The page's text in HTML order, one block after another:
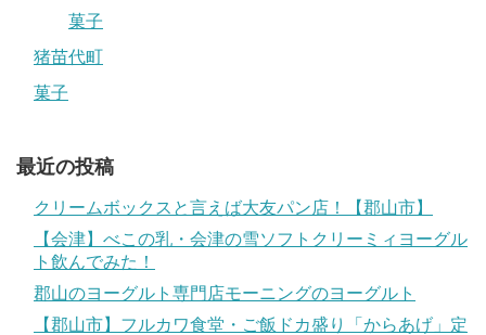
菓子
猪苗代町
菓子
最近の投稿
クリームボックスと言えば大友パン店！【郡山市】
【会津】べこの乳・会津の雪ソフトクリーミィヨーグル
ト飲んでみた！
郡山のヨーグルト専門店モーニングのヨーグルト
【郡山市】フルカワ食堂・ご飯ドカ盛り「からあげ」定